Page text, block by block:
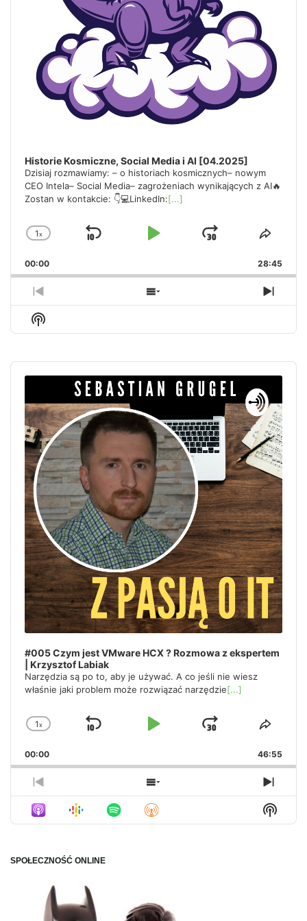
Historie Kosmiczne, Social Media i AI [04.2025]
Dzisiaj rozmawiamy: – o historiach kosmicznych– nowym
CEO Intela– Social Media– zagrożeniach wynikających z AI🔥
Zostan w kontakcie: 👇💻LinkedIn:[...]
Change
Rate
1x
Skip
Play
Jump
Forward
Share
00:00 28:45
Previous
Episode
Show
Episodes
Next
Show
Podcast
Audio
Player
#005 Czym jest VMware HCX ? Rozmowa z ekspertem
| Krzysztof Labiak
Narzędzia są po to, aby je używać. A co jeśli nie wiesz
właśnie jaki problem może rozwiązać narzędzie[...]
Change
Rate
1x
Skip
Play
Jump
Forward
Share
00:00 46:55
Previous
Episode
Show
Episodes
List
Next
Show
SPOŁECZNOŚĆ ONLINE